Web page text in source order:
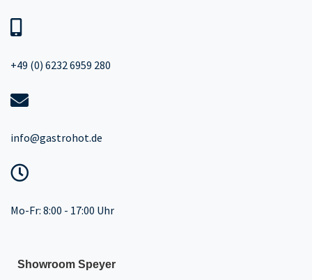
+49 (0) 6232 6959 280
info@gastrohot.de
Mo-Fr: 8:00 - 17:00 Uhr
Showroom Speyer